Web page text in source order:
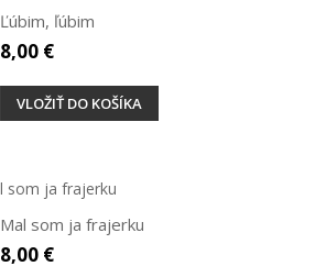
Ľúbim, ľúbim
8,00 €
VLOŽIŤ DO KOŠÍKA
Mal som ja frajerku
8,00 €